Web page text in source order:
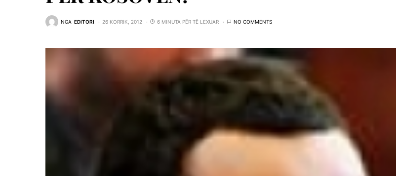
NGA EDITORI 26 KORRIK, 2012 6 MINUTA PËR TË LEXUAR NO COMMENTS